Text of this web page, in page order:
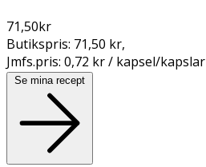
71,50kr
Butikspris: 71,50 kr,
Jmfs.pris: 0,72 kr / kapsel/kapslar
Se mina recept